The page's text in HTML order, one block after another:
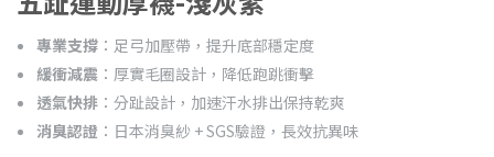
專業支撐 ：足弓加壓帶，提升底部穩定度
緩衝減震 ：厚實毛圈設計，降低跑跳衝擊
透氣快排 ：分趾設計，加速汗水排出保持乾爽
消臭認證 ：日本消臭紗 + SGS驗證，長效抗異味